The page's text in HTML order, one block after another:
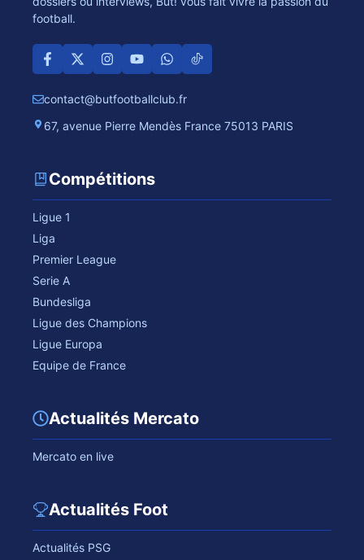
football.
contact@butfootballclub.fr
67, avenue Pierre Mendès France 75013 PARIS
Compétitions
Ligue 1
Liga
Premier League
Serie A
Bundesliga
Ligue des Champions
Ligue Europa
Equipe de France
Actualités Mercato
Mercato en live
Actualités Foot
Actualités PSG